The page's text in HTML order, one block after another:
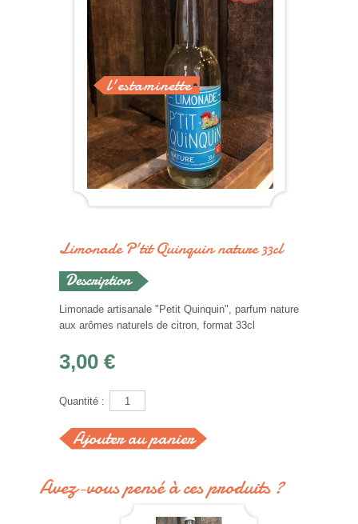
l'estaminette
Limonade P'tit Quinquin nature 33cl
Limonade artisanale "Petit Quinquin", parfum nature
aux arômes naturels de citron, format 33cl
3,00 €
Quantité :
Avez-vous pensé à ces produits ?